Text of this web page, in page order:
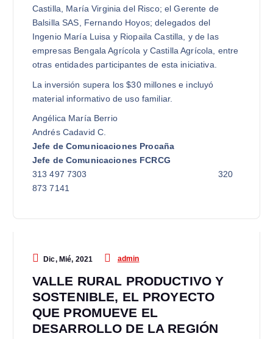
Castilla, María Virginia del Risco; el Gerente de
Balsilla SAS, Fernando Hoyos; delegados del
Ingenio María Luisa y Riopaila Castilla, y de las
empresas Bengala Agrícola y Castilla Agrícola, entre
otras entidades participantes de esta iniciativa.
La inversión supera los $30 millones e incluyó
material informativo de uso familiar.
Angélica María Berrio
Andrés Cadavid C.
Jefe de Comunicaciones Procaña
Jefe de Comunicaciones FCRCG
313 497 7303 320
873 7141
Dic, Mié, 2021 admin
VALLE RURAL PRODUCTIVO Y
SOSTENIBLE, EL PROYECTO
QUE PROMUEVE EL
DESARROLLO DE LA REGIÓN